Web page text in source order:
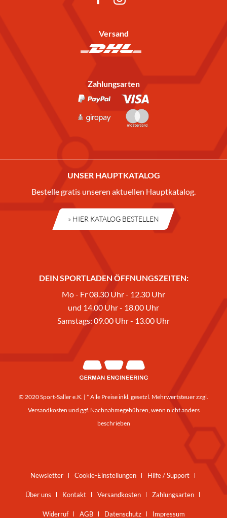
Versand
Zahlungsarten
UNSER HAUPTKATALOG
Bestelle gratis unseren aktuellen Hauptkatalog.
» HIER KATALOG BESTELLEN
DEIN SPORTLADEN ÖFFNUNGSZEITEN:
Mo - Fr 08.30 Uhr - 12.30 Uhr
und 14.00 Uhr - 18.00 Uhr
Samstags: 09.00 Uhr - 13.00 Uhr
© 2020 Sport-Saller e.K. | * Alle Preise inkl. gesetzl. Mehrwertsteuer zzgl.
Versandkosten und ggf. Nachnahmegebühren, wenn nicht anders
beschrieben
Newsletter Cookie-Einstellungen Hilfe / Support
Über uns Kontakt Versandkosten Zahlungsarten
Widerruf AGB Datenschutz Impressum